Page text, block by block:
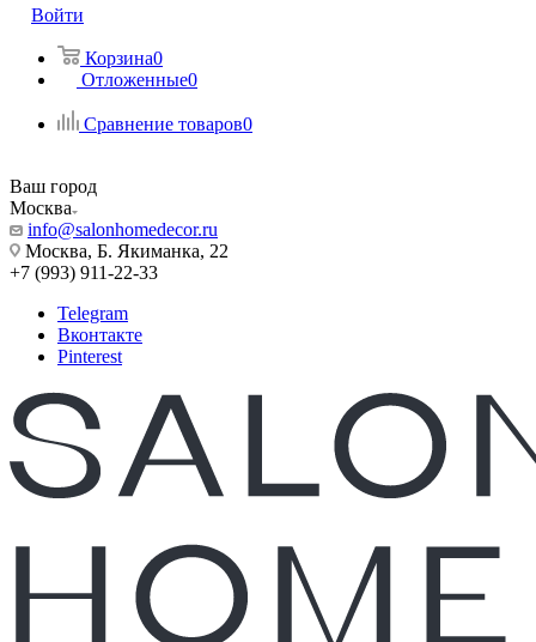
Войти
Корзина0
Отложенные0
Сравнение товаров0
Ваш город
Москва
info@salonhomedecor.ru
Москва, Б. Якиманка, 22
+7 (993) 911-22-33
Telegram
Вконтакте
Pinterest